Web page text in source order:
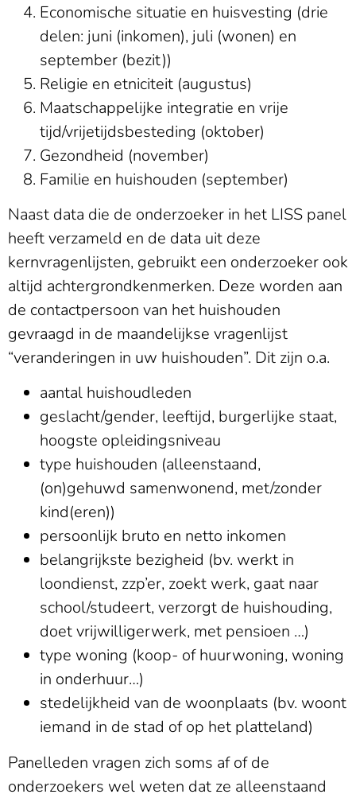
Economische situatie en huisvesting (drie
delen: juni (inkomen), juli (wonen) en
september (bezit))
Religie en etniciteit (augustus)
Maatschappelijke integratie en vrije
tijd/vrijetijdsbesteding (oktober)
Gezondheid (november)
Familie en huishouden (september)
Naast data die de onderzoeker in het LISS panel
heeft verzameld en de data uit deze
kernvragenlijsten, gebruikt een onderzoeker ook
altijd achtergrondkenmerken. Deze worden aan
de contactpersoon van het huishouden
gevraagd in de maandelijkse vragenlijst
“veranderingen in uw huishouden”. Dit zijn o.a.
aantal huishoudleden
geslacht/gender, leeftijd, burgerlijke staat,
hoogste opleidingsniveau
type huishouden (alleenstaand,
(on)gehuwd samenwonend, met/zonder
kind(eren))
persoonlijk bruto en netto inkomen
belangrijkste bezigheid (bv. werkt in
loondienst, zzp’er, zoekt werk, gaat naar
school/studeert, verzorgt de huishouding,
doet vrijwilligerwerk, met pensioen …)
type woning (koop- of huurwoning, woning
in onderhuur…)
stedelijkheid van de woonplaats (bv. woont
iemand in de stad of op het platteland)
Panelleden vragen zich soms af of de
onderzoekers wel weten dat ze alleenstaand